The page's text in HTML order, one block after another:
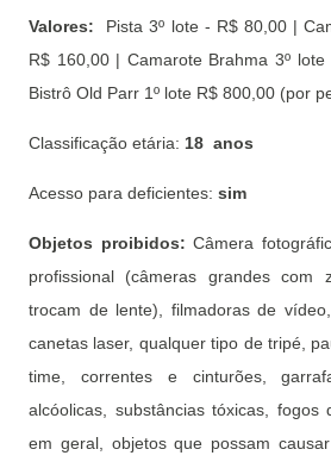
Valores: Pista 3º lote - R$ 80,00 |
R$ 160,00 | Camarote Brahma 3º
Bistrô Old Parr 1º lote R$ 800,00 (por
Classificação etária: 18 anos
Acesso para deficientes: sim
Objetos proibidos: Câmera
profissional (câmeras grandes com
trocam de lente), filmadoras de
canetas laser, qualquer tipo de tripé,
time, correntes e cinturões,
alcóolicas, substâncias tóxicas, fogos
em geral, objetos que possam